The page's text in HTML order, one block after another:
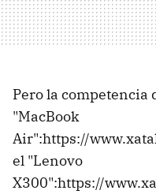
Pero la competencia
"MacBook
Air":https://
el "Lenovo
X300":https://